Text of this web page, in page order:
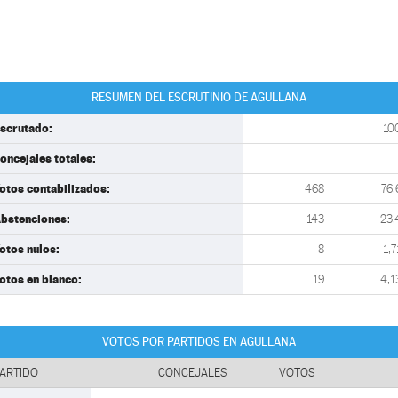
RESUMEN DEL ESCRUTINIO DE AGULLANA
totales:
contabilizados: 468
143
nulos: 8
en blanco: 19
VOTOS POR PARTIDOS EN AGULLANA
CONCEJALES VOTOS